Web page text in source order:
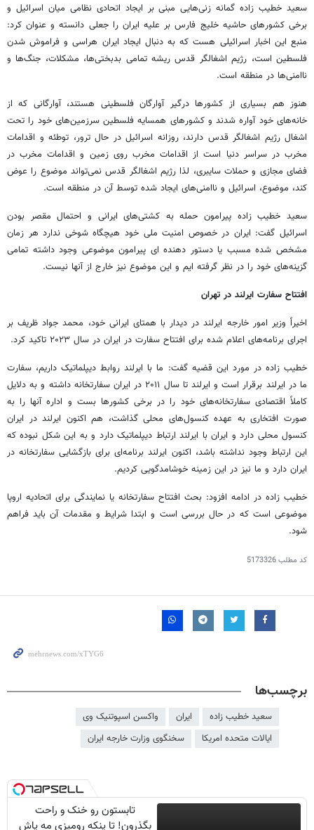
سعید خطیب زاده گمانه زنی‌هایی مبنی بر ایجاد اتحادی نظامی میان اسرائیل و
برخی کشورهای حاشیه خلیج فارس بر علیه ایران را جعلی دانسته و عنوان کرد:
منبع این اخبار اسرائیلی هست که به دنبال ایجاد ایران هراسی و فراموش شدن
فلسطین است، رژیم اشغالگر قدس ریشه تمامی بدبختی‌ها، مشکلات، جنگ‌ها و
ناامنی‌ها در منطقه است.
هنوز هم بسیاری از کشورها درگیر آوارگان فلسطینی هستند، آوارگانی که از
خانه‌های خود آواره شدند و کشورهای همسایه فلسطین سرزمین‌های خود را تحت
اشغال رژیم اشغالگر قدس دارند، روزانه اسرائیل در حال ترور، توطئه و اقدامات
مخرب در سراسر دنیا است از اقدامات مخرب روی زمین و اقدامات مخرب در
فضای مجازی و حملات سایبری، لذا رژیم اشغالگر قدس نمی‌تواند موضوع را عوض
کند، موضوع، اسرائیل و ناامنی‌های ایجاد شده توسط آن در منطقه است.
سعید خطیب زاده پیرامون حمله به کشتی‌های ایرانی و احتمال مقصر بودن
اسرائیل گفت: ایران در خصوص امنیت ملی خود هیچگاه شوخی ندارد هر زمان
مشخص شده مسبب یا دستور دهنده ای پیرامون موضوعی وجود داشته تمامی
گزینه‌های خود را در نظر گرفته ایم و این موضوع نیز خارج از آنها نیست.
افتتاح سفارت ایرلند در تهران
اخیراً وزیر امور خارجه ایرلند در دیدار با همتای ایرانی خود، محمد جواد ظریف بر
اجرای برنامه‌های اعلام شده برای افتتاح سفارت در ایران در سال ۲۰۲۳ تاکید کرد.
خطیب زاده در مورد این قضیه گفت: ما با ایرلند روابط دیپلماتیک داریم، سفارت
ما در ایرلند برقرار است و ایرلند تا سال ۲۰۱۱ در ایران سفارتخانه داشته و به دلایل
کاملاً اقتصادی سفارتخانه‌های خود را در برخی کشورها بست و اداره آنها را به
صورت افتخاری به عهده کنسول‌های محلی گذاشت، هم اکنون ایرلند در ایران
کنسول محلی دارد و ایران با ایرلند ارتباط دیپلماتیک دارد و به این شکل نبوده که
این ارتباط وجود نداشته باشد، اکنون ایرلند برنامه‌ای برای بازگشایی سفارتخانه در
ایران دارد و ما نیز در این زمینه خوشامدگویی کردیم.
خطیب زاده در ادامه افزود: بحث افتتاح سفارتخانه یا نمایندگی برای اتحادیه اروپا
موضوعی است که در حال بررسی است و ابتدا شرایط و مقدمات آن باید فراهم
شود.
کد مطلب5173326
برچسب‌ها
سعید خطیب زاده ایران
واکسن اسپوتنیک وی
ایالات متحده امریکا
سخنگوی وزارت خارجه ایران
تابستون رو خنک و راحت
بگذرون! تا پنکه رومیزی مه پاش